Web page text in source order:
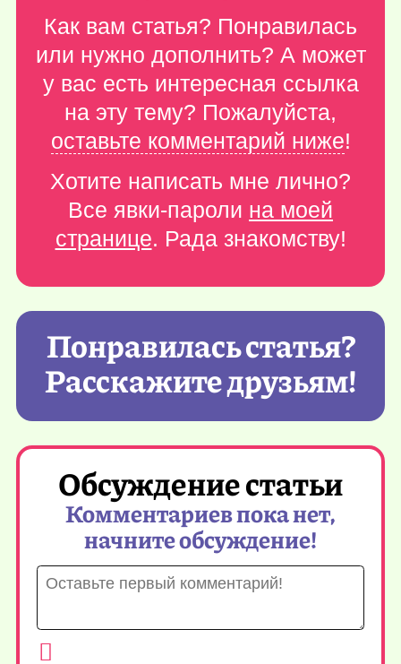
Как вам статья? Понравилась
или нужно дополнить? А может
у вас есть интересная ссылка
на эту тему? Пожалуйста,
оставьте комментарий ниже!
Хотите написать мне лично?
Все явки-пароли на моей
странице. Рада знакомству!
Понравилась статья?
Расскажите друзьям!
Обсуждение статьи
Комментариев пока нет,
начните обсуждение!